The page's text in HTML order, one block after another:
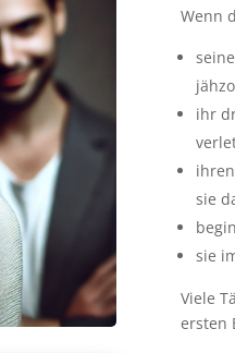
Wenn
ihr
sie
sie
Viele
ersten